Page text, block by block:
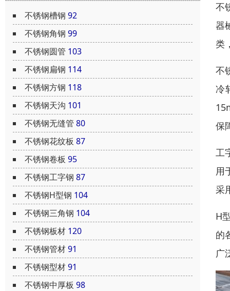
不锈钢槽钢 92
不锈钢角钢 99
不锈钢圆管 103
不锈钢扁钢 114
不锈钢方钢 118
不锈钢天沟 101
不锈钢无缝管 80
不锈钢花纹板 87
不锈钢卷板 95
不锈钢工字钢 87
不锈钢H型钢 104
不锈钢三角钢 104
不锈钢板材 120
不锈钢管材91
不锈钢型材91
不锈钢中厚板 98
不
器
类
不
冷
保
工
用
采
H
的
广